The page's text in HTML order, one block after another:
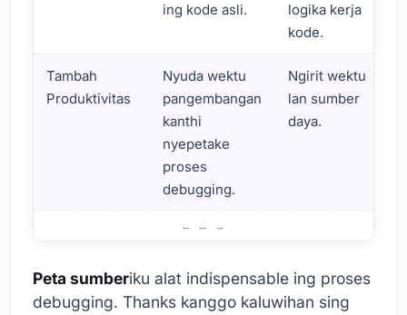
ing kode asli.
logika kerja
kode.
Tambah
Produktivitas
Nyuda wektu
pangembangan
kanthi
nyepetake
proses
debugging.
Ngirit wektu
lan sumber
daya.
Peta sumberiku alat indispensable ing proses
debugging. Thanks kanggo kaluwihan sing